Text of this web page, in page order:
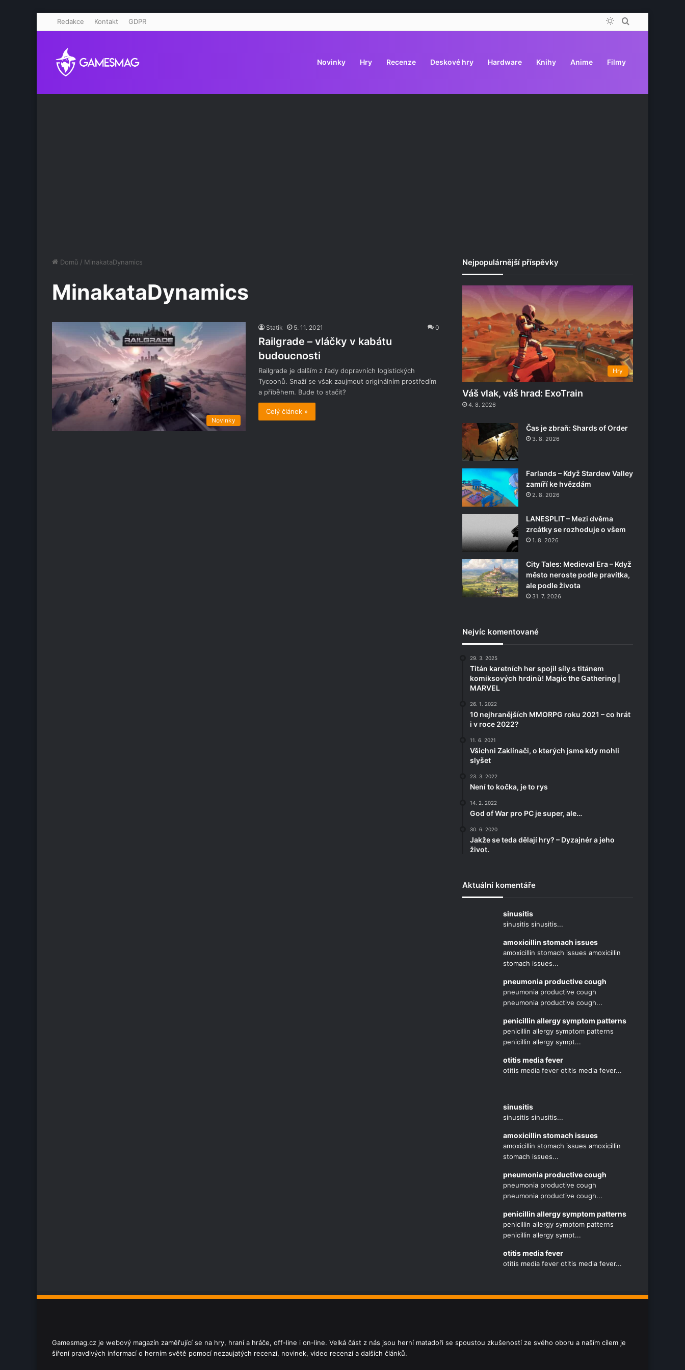
Redakce Kontakt GDPR
Switch
Novinky Hry Recenze Deskové hry Hardware Knihy Anime Filmy
Domů / MinakataDynamics
MinakataDynamics
Novinky
Statik 5. 11. 2021 0
Railgrade – vláčky v kabátu
budoucnosti
Railgrade je dalším z řady dopravních logistických
Tycoonů. Snaží se však zaujmout originálním prostředím
a příběhem. Bude to stačit?
Celý článek »
Nejpopulárnější příspěvky
Hry
Váš vlak, váš hrad: ExoTrain
4. 8. 2026
Čas je zbraň: Shards of Order
3. 8. 2026
Farlands – Když Stardew Valley
zamíří ke hvězdám
2. 8. 2026
LANESPLIT – Mezi dvěma
zrcátky se rozhoduje o všem
1. 8. 2026
City Tales: Medieval Era – Když
město neroste podle pravítka,
ale podle života
31. 7. 2026
Nejvíc komentované
29. 3. 2025
Titán karetních her spojil síly s titánem
komiksových hrdinů! Magic the Gathering |
MARVEL
26. 1. 2022
10 nejhranějších MMORPG roku 2021 – co hrát
i v roce 2022?
11. 6. 2021
Všichni Zaklínači, o kterých jsme kdy mohli
slyšet
23. 3. 2022
Není to kočka, je to rys
14. 2. 2022
God of War pro PC je super, ale…
30. 6. 2020
Jakže se teda dělají hry? – Dyzajnér a jeho
život.
Aktuální komentáře
sinusitis
sinusitis sinusitis...
amoxicillin stomach issues
amoxicillin stomach issues amoxicillin
stomach issues...
pneumonia productive cough
pneumonia productive cough
pneumonia productive cough...
penicillin allergy symptom patterns
penicillin allergy symptom patterns
penicillin allergy sympt...
otitis media fever
otitis media fever otitis media fever...
sinusitis
sinusitis sinusitis...
amoxicillin stomach issues
amoxicillin stomach issues amoxicillin
stomach issues...
pneumonia productive cough
pneumonia productive cough
pneumonia productive cough...
penicillin allergy symptom patterns
penicillin allergy symptom patterns
penicillin allergy sympt...
otitis media fever
otitis media fever otitis media fever...
Gamesmag.cz je webový magazín zaměřující se na hry, hraní a hráče, off-line i on-line. Velká část z nás jsou herní matadoři se spoustou zkušeností ze svého oboru a naším cílem je
šíření pravdivých informací o herním světě pomocí nezaujatých recenzí, novinek, video recenzí a dalších článků.